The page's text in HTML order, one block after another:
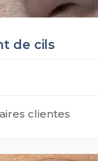
de cils
clientes